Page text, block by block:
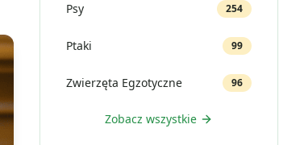
Psy 254
Ptaki 99
Zwierzęta Egzotyczne 96
Zobacz wszystkie